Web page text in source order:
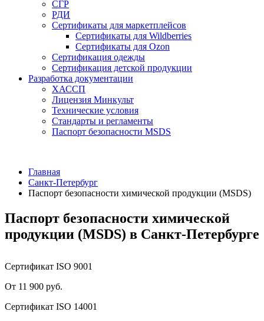
СГР
РДИ
Сертификаты для маркетплейсов
Сертификаты для Wildberries
Сертификаты для Ozon
Сертификация одежды
Сертификация детской продукции
Разработка документации
ХАССП
Лицензия Минкульт
Технические условия
Стандарты и регламенты
Паспорт безопасности MSDS
Главная
Санкт-Петербург
Паспорт безопасности химической продукции (MSDS)
Паспорт безопасности химической
продукции (MSDS) в Санкт-Петербурге
Сертификат ISO 9001
От 11 900 руб.
Сертификат ISO 14001